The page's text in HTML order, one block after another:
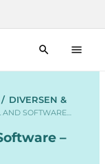
/ DIVERSEN &
AND SOFTWARE…
–